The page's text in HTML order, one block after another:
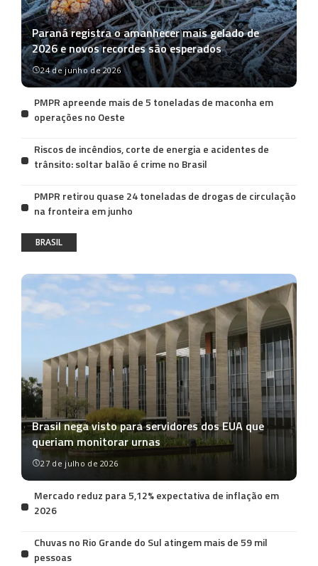
Paraná registra o amanhecer mais gelado de
2026 e novos recordes são esperados
24 de junho de 2026
PMPR apreende mais de 5 toneladas de maconha em
operações no Oeste
Riscos de incêndios, corte de energia e acidentes de
trânsito: soltar balão é crime no Brasil
PMPR retirou quase 24 toneladas de drogas de circulação
na fronteira em junho
BRASIL
Brasil nega visto para servidores dos EUA que
queriam monitorar urnas
27 de julho de 2026
Mercado reduz para 5,12% expectativa de inflação em
2026
Chuvas no Rio Grande do Sul atingem mais de 59 mil
pessoas